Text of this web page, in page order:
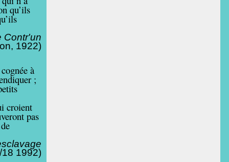
qu’ils
Contr'un
1922)
à
;
croient
pas
18 1992)